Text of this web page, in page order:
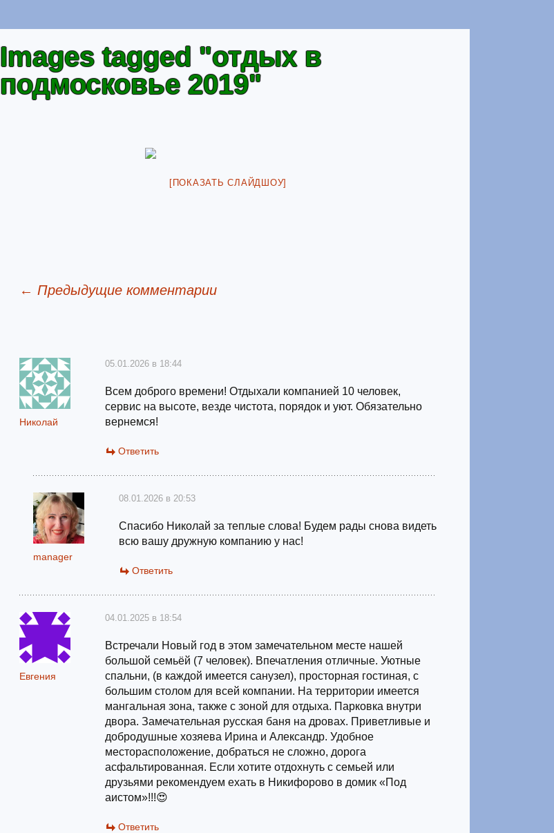
Images tagged "отдых в
подмосковье 2019"
[ПОКАЗАТЬ СЛАЙДШОУ]
← Предыдущие комментарии
Николай
05.01.2026 в 18:44
Всем доброго времени! Отдыхали компанией 10 человек,
сервис на высоте, везде чистота, порядок и уют. Обязательно
вернемся!
Ответить
manager
08.01.2026 в 20:53
Спасибо Николай за теплые слова! Будем рады снова видеть
всю вашу дружную компанию у нас!
Ответить
Евгения
04.01.2025 в 18:54
Встречали Новый год в этом замечательном месте нашей
большой семьёй (7 человек). Впечатления отличные. Уютные
спальни, (в каждой имеется санузел), просторная гостиная, с
большим столом для всей компании. На территории имеется
мангальная зона, также с зоной для отдыха. Парковка внутри
двора. Замечательная русская баня на дровах. Приветливые и
добродушные хозяева Ирина и Александр. Удобное
месторасположение, добраться не сложно, дорога
асфальтированная. Если хотите отдохнуть с семьей или
друзьями рекомендуем ехать в Никифорово в домик «Под
аистом»!!!😍
Ответить